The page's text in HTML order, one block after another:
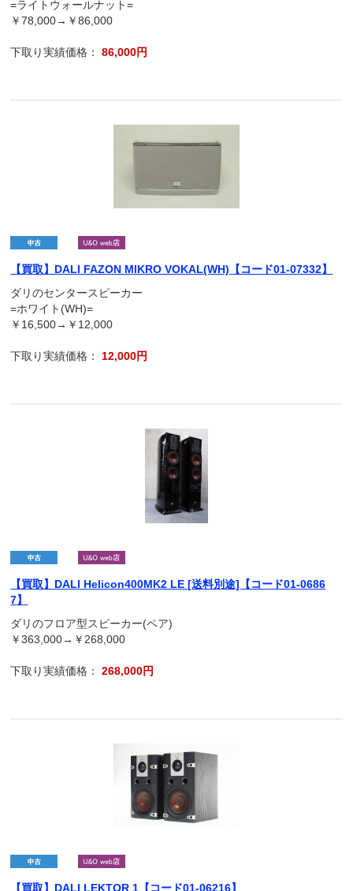
=ライトウォールナット=
￥78,000→￥86,000
下取り実績価格：86,000円
【買取】DALI FAZON MIKRO VOKAL(WH)【コード01-07332】
ダリのセンタースピーカー
=ホワイト(WH)=
￥16,500→￥12,000
下取り実績価格： 12,000円
【買取】DALI Helicon400MK2 LE [送料別途]【コード01-0686
7】
ダリのフロア型スピーカー(ペア)
￥363,000→￥268,000
下取り実績価格：268,000円
【買取】DALI LEKTOR 1【コード01-06216】